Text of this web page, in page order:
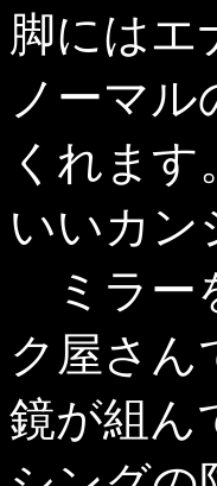
脚にはエ
ノーマ
くれま
いいカン
ミラー
ク屋さん
鏡が組ん